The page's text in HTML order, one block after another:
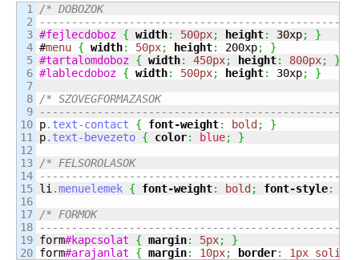
1
2
3
4
5
6
7
8
9
10
11
12
13
14
15
16
17
18
19
/* DOBOZOK
----------------------------------------------- */
#fejlecdoboz { width: 500px; height: 30xp;
}
#menu { width: 50px; height: 200xp;
}
#tartalomdoboz { width: 450px; height: 800px;
}
#lablecdoboz { width: 500px; height: 30xp;
}
/* SZOVEGFORMAZASOK
----------------------------------------------- */
p.text-contact { font-weight: bold ;
}
p.text-bevezeto { color: blue;
}
/* FELSOROLASOK
----------------------------------------------- */
li .menuelemek { font-weight: bold ; font-style:
/* FORMOK
----------------------------------------------- */
form#kapcsolat { margin: 5px;
}
form#arajanlat { margin: 10px; border: 1px solid